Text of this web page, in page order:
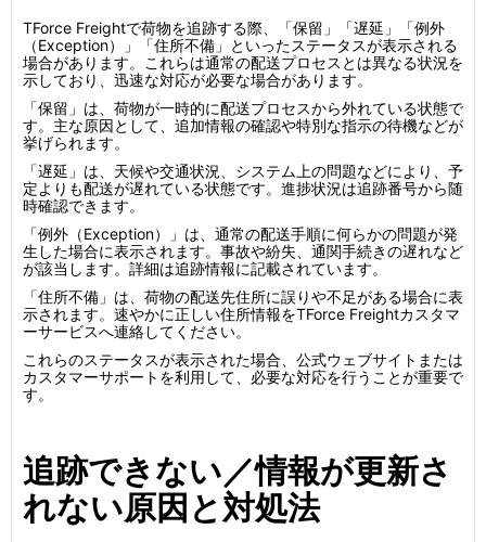
TForce Freightで荷物を追跡する際、「保留」「遅延」「例外
（Exception）」「住所不備」といったステータスが表示される
場合があります。これらは通常の配送プロセスとは異なる状況を
示しており、迅速な対応が必要な場合があります。
「保留」は、荷物が一時的に配送プロセスから外れている状態で
す。主な原因として、追加情報の確認や特別な指示の待機などが
挙げられます。
「遅延」は、天候や交通状況、システム上の問題などにより、予
定よりも配送が遅れている状態です。進捗状況は追跡番号から随
時確認できます。
「例外（Exception）」は、通常の配送手順に何らかの問題が発
生した場合に表示されます。事故や紛失、通関手続きの遅れなど
が該当します。詳細は追跡情報に記載されています。
「住所不備」は、荷物の配送先住所に誤りや不足がある場合に表
示されます。速やかに正しい住所情報をTForce Freightカスタマ
ーサービスへ連絡してください。
これらのステータスが表示された場合、公式ウェブサイトまたは
カスタマーサポートを利用して、必要な対応を行うことが重要で
す。
追跡できない／情報が更新さ
れない原因と対処法